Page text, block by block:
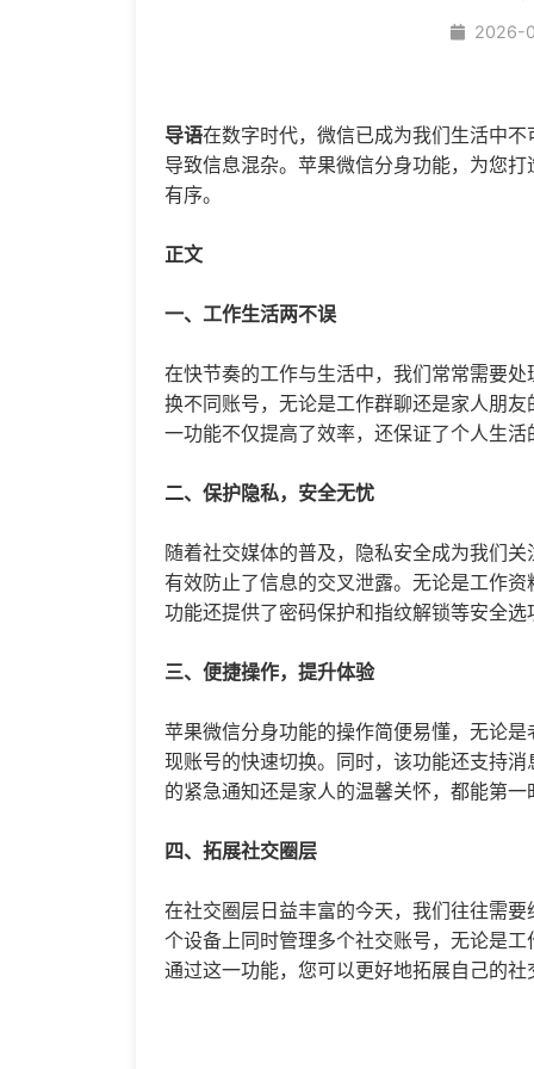
2026-
导语在数字时代，微信已成为我们生活中
导致信息混杂。苹果微信分身功能，为您打
有序。
正文
一、工作生活两不误
在快节奏的工作与生活中，我们常常需要
换不同账号，无论是工作群聊还是家人朋
一功能不仅提高了效率，还保证了个人生
二、保护隐私，安全无忧
随着社交媒体的普及，隐私安全成为我们
有效防止了信息的交叉泄露。无论是工作
功能还提供了密码保护和指纹解锁等安全
三、便捷操作，提升体验
苹果微信分身功能的操作简便易懂，无论
现账号的快速切换。同时，该功能还支持
的紧急通知还是家人的温馨关怀，都能第
四、拓展社交圈层
在社交圈层日益丰富的今天，我们往往需
个设备上同时管理多个社交账号，无论是
通过这一功能，您可以更好地拓展自己的